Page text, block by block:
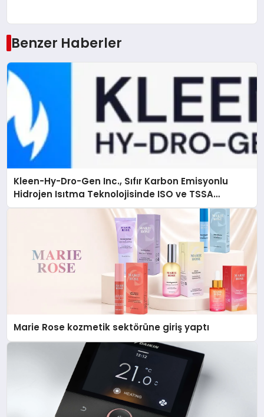
Benzer Haberler
Kleen-Hy-Dro-Gen Inc., Sıfır Karbon Emisyonlu
Hidrojen Isıtma Teknolojisinde ISO ve TSSA
Düzenleyici Onaylarını Aldı
Marie Rose kozmetik sektörüne giriş yaptı